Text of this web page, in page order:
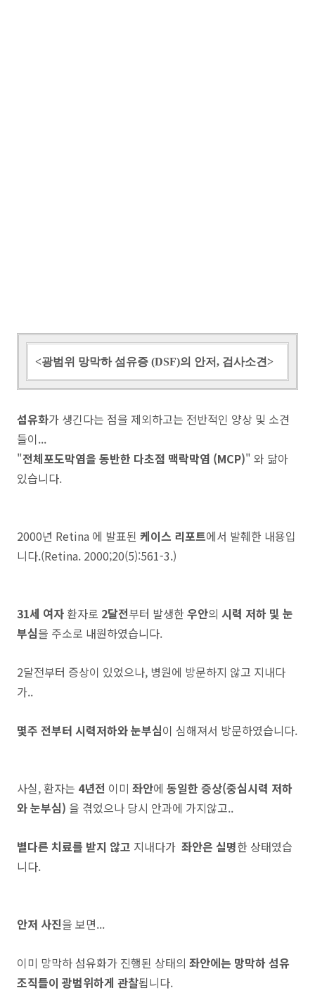
<광범위 망막하 섬유증 (DSF)의 안저, 검사소견>
섬유화가 생긴다는 점을 제외하고는 전반적인 양상 및 소견
들이...
"전체포도막염을 동반한 다초점 맥락막염 (MCP)" 와 닮아
있습니다.
2000년 Retina 에 발표된 케이스 리포트에서 발췌한 내용입
니다.(Retina. 2000;20(5):561-3.)
31세 여자 환자로 2달전부터 발생한 우안의 시력 저하 및 눈
부심을 주소로 내원하였습니다.
2달전부터 증상이 있었으나, 병원에 방문하지 않고 지내다
가..
몇주 전부터 시력저하와 눈부심이 심해져서 방문하였습니다.
사실, 환자는 4년전 이미 좌안에 동일한 증상(중심시력 저하
와 눈부심) 을 겪었으나 당시 안과에 가지않고..
별다른 치료를 받지 않고 지내다가 좌안은 실명한 상태였습
니다.
안저 사진을 보면...
이미 망막하 섬유화가 진행된 상태의 좌안에는 망막하 섬유
조직들이 광범위하게 관찰됩니다.